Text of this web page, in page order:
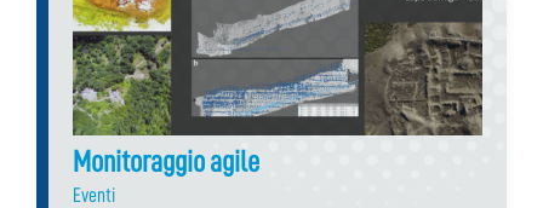
Monitoraggio agile
Eventi